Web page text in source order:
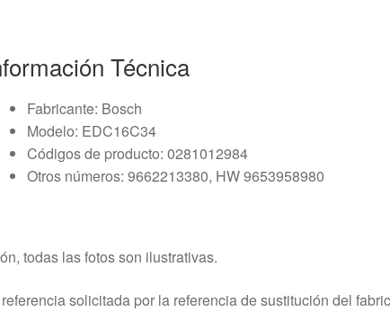
Técnica
Fabricante: Bosch
Modelo: EDC16C34
Códigos de producto: 0281012984
Otros números: 9662213380, HW 9653958980
todas las fotos son ilustrativas.
solicitada por la referencia de sustitución del